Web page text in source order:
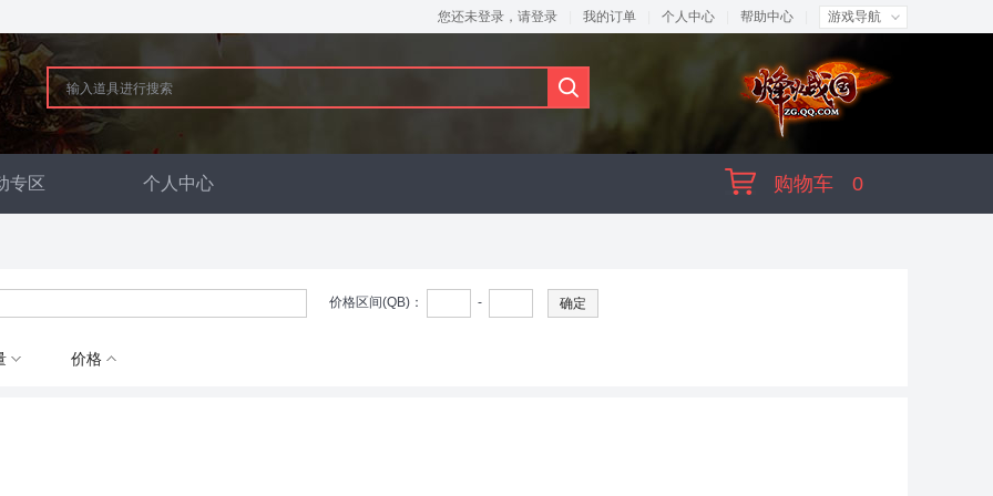
游戏导航
帮助中心
个人中心
我的订单
您还未登录，请登录
专区 个人中心 0
购物车
价格区间(QB)： - 确定
价格